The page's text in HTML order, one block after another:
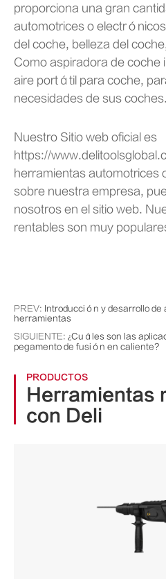
proporciona una gran
automotrices o
del coche, belleza del
Como aspiradora de
aire portátil para coche,
necesidades de sus coches.
Nuestro Sitio web oficial es
https://
herramientas automotrices
sobre nuestra empresa,
nosotros en el sitio web.
rentables son muy
PREV: Introducción y desarrollo de
herramientas
SIGUIENTE: ¿Cuáles son las
pegamento de fusión en caliente?
PRODUCTOS
Herramientas
con Deli